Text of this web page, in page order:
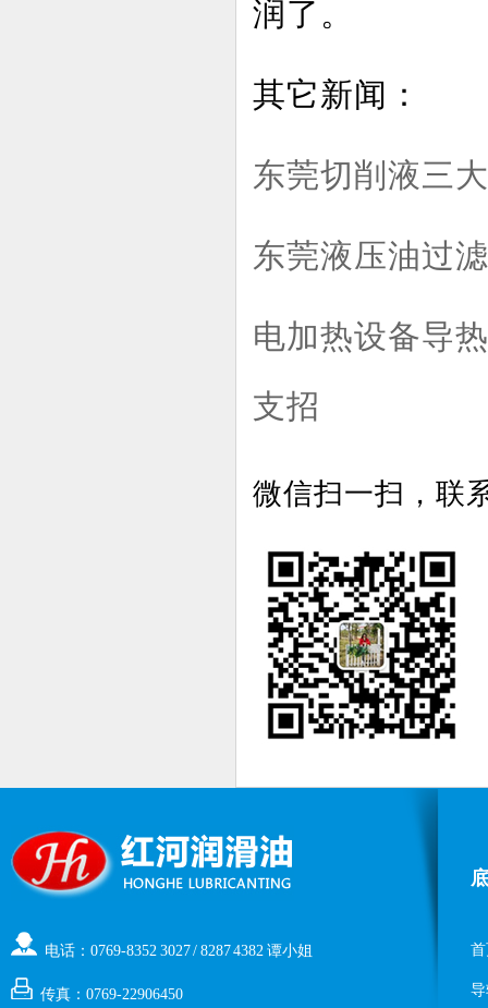
润了。
其它新闻：
东莞切削液三
东莞液压油过
电加热设备导
支招
微信扫一扫，联
电话：0769-8352 3027 / 8287 4382 谭小姐
传真：0769-22906450